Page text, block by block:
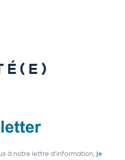
à notre lettre d’information, je